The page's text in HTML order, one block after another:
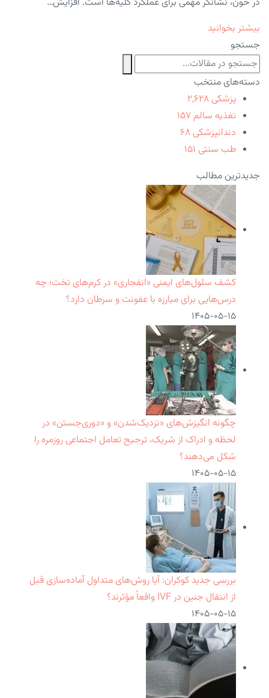
بیشتر بخوانید
جستجو
دسته‌های منتخب
پزشکی ۲,۶۲۸
تغذیه سالم ۱۵۷
دندانپزشکی ۶۸
طب سنتی ۱۵۱
جدیدترین مطالب
کشف سلول‌های ایمنی «انفجاری» در کرم‌های تخت؛ چه
درس‌هایی برای مبارزه با عفونت و سرطان دارد؟
۱۴۰۵-۰۵-۱۵
چگونه انگیزش‌های «نزدیک‌شدن» و «دوری‌جستن» در
لحظه و ادراک از شریک، ترجیح تعامل اجتماعی روزمره را
شکل می‌دهند؟
۱۴۰۵-۰۵-۱۵
بررسی جدید کوکران: آیا روش‌های متداول آماده‌سازی قبل
از انتقال جنین در IVF واقعاً مؤثرند؟
۱۴۰۵-۰۵-۱۵